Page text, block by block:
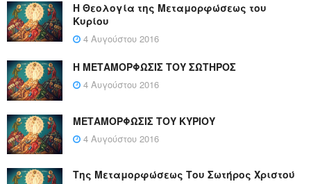
Η Θεολογία της Μεταμορφώσεως του
Κυρίου
4 Αυγούστου 2016
Η ΜΕΤΑΜΟΡΦΩΣΙΣ ΤΟΥ ΣΩΤΗΡΟΣ
4 Αυγούστου 2016
ΜΕΤΑΜΟΡΦΩΣΙΣ ΤΟΥ ΚΥΡΙΟΥ
4 Αυγούστου 2016
Της Μεταμορφώσεως Του Σωτήρος Χριστού